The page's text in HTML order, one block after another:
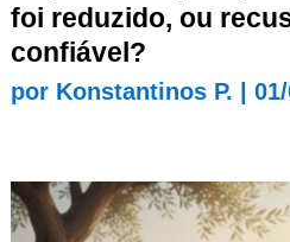
foi reduzido, ou
confiável?
por Konstantinos P.